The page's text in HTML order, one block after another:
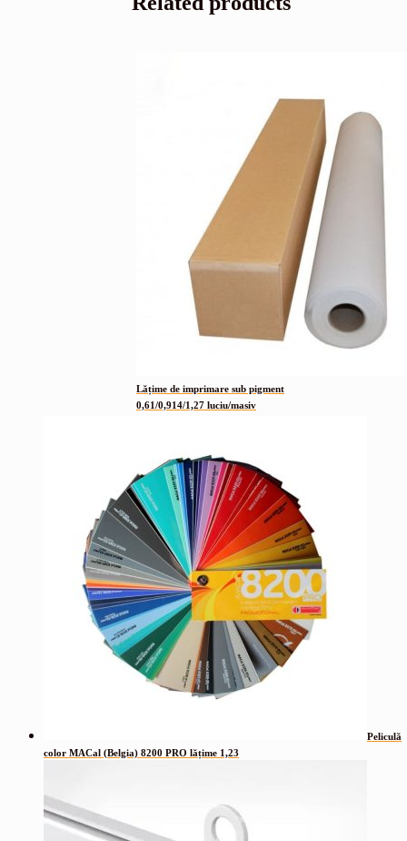
Lățime de imprimare sub pigment
0,61/0,914/1,27 luciu/masiv
Peliculă
color MACal (Belgia) 8200 PRO lățime 1,23